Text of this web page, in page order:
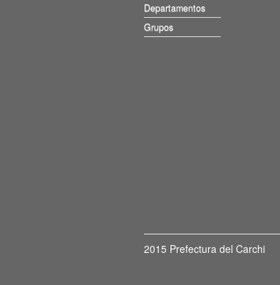
Departamentos
Grupos
2015 Prefectura del Carchi